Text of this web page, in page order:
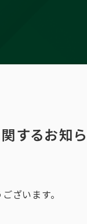
するお知
ざいます。